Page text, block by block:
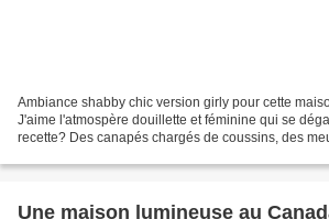
Ambiance shabby chic version girly pour cette
J'aime l'atmospère douillette et féminine qui se
recette? Des canapés chargés de coussins, des
Une maison lumineuse au